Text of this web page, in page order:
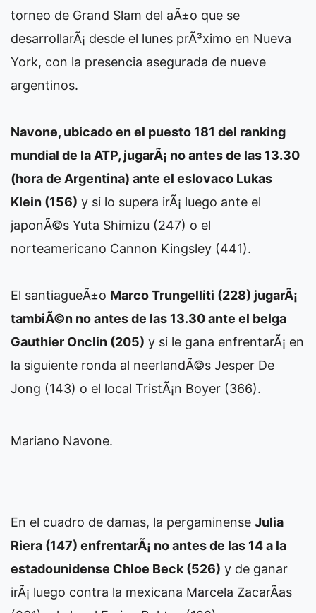
torneo de Grand Slam del aÃ±o que se
desarrollarÃ¡ desde el lunes prÃ³ximo en Nueva
York, con la presencia asegurada de nueve
argentinos.
Navone, ubicado en el puesto 181 del ranking
mundial de la ATP, jugarÃ¡ no antes de las 13.30
(hora de Argentina) ante el eslovaco Lukas
Klein (156) y si lo supera irÃ¡ luego ante el
japonÃ©s Yuta Shimizu (247) o el
norteamericano Cannon Kingsley (441).
El santiagueÃ±o Marco Trungelliti (228) jugarÃ¡
tambiÃ©n no antes de las 13.30 ante el belga
Gauthier Onclin (205) y si le gana enfrentarÃ¡ en
la siguiente ronda al neerlandÃ©s Jesper De
Jong (143) o el local TristÃ¡n Boyer (366).
Mariano Navone.
En el cuadro de damas, la pergaminense Julia
Riera (147) enfrentarÃ¡ no antes de las 14 a la
estadounidense Chloe Beck (526) y de ganar
irÃ¡ luego contra la mexicana Marcela ZacarÃ­as